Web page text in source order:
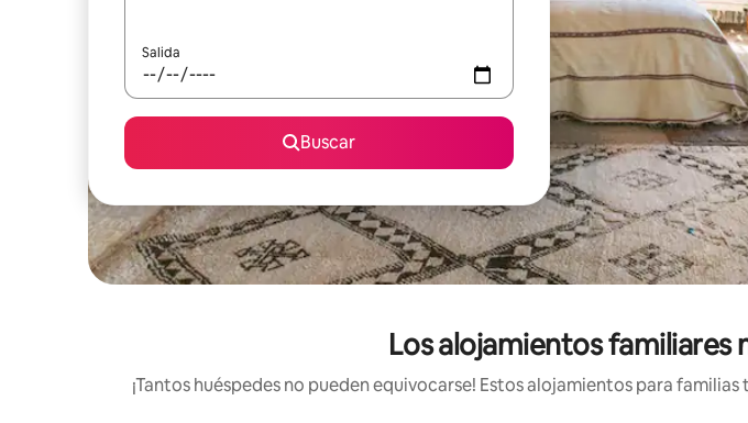
Salida
Buscar
Los alojamientos familiares
¡Tantos huéspedes no pueden equivocarse! Estos alojamientos para